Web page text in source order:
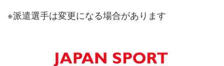
※派遣選手は変更になる場合があります